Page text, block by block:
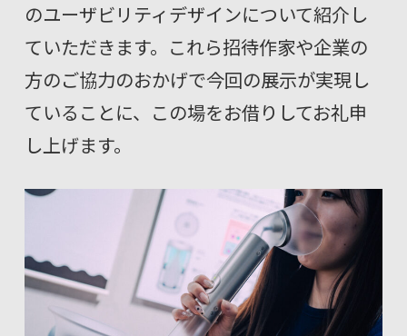
のユーザビリティデザインについて紹介し
ていただきます。これら招待作家や企業の
方のご協力のおかげで今回の展示が実現し
ていることに、この場をお借りしてお礼申
し上げます。